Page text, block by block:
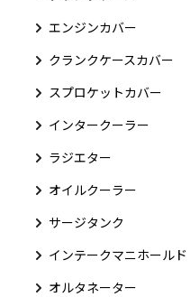
エンジンカバー
クランクケースカバー
スプロケットカバー
インタークーラー
ラジエター
オイルクーラー
サージタンク
インテークマニホールド
オルタネーター